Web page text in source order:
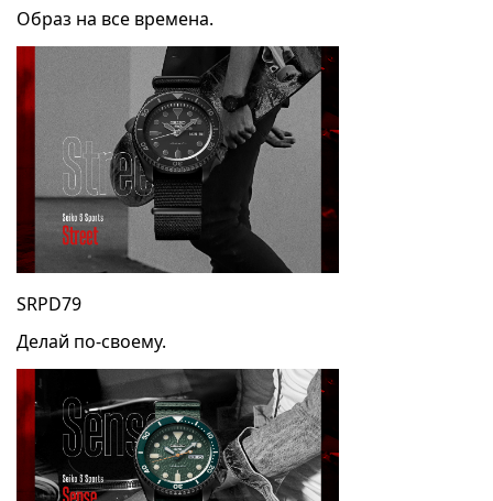
Образ на все времена.
SRPD79
Делай по-своему.